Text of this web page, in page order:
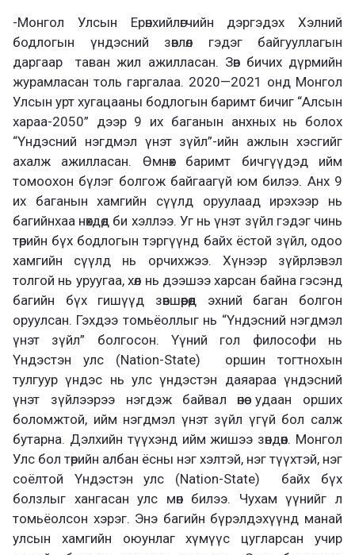
-Монгол Улсын Ерөнхийлөгчийн дэргэдэх Хэлний
бодлогын үндэсний зөвлөл гэдэг байгууллагын
даргаар таван жил ажилласан. Зөв бичих дүрмийн
журамласан толь гаргалаа. 2020—2021 онд Монгол
Улсын урт хугацааны бодлогын баримт бичиг “Алсын
хараа-2050” дээр 9 их баганын анхных нь болох
“Үндэсний нэгдмэл үнэт зүйл”-ийн ажлын хэсгийг
ахалж ажилласан. Өмнөх баримт бичгүүдэд ийм
томоохон бүлэг болгож байгаагүй юм билээ. Анх 9
их баганын хамгийн сүүлд оруулаад ирэхээр нь
багийнхаа нөхдөд би хэллээ. Уг нь үнэт зүйл гэдэг чинь
төрийн бүх бодлогын тэргүүнд байх ёстой зүйл, одоо
хамгийн сүүлд нь орчихжээ. Хүнээр зүйрлэвэл
толгой нь уруугаа, хөл нь дээшээ харсан байна гэсэнд
багийн бүх гишүүд зөвшөөрөөд эхний баган болгон
оруулсан. Гэхдээ томьёоллыг нь “Үндэсний нэгдмэл
үнэт зүйл” болгосон. Үүний гол философи нь
Үндэстэн улс (Nation-State) оршин тогтнохын
тулгуур үндэс нь улс үндэстэн даяараа үндэсний
үнэт зүйлээрээ нэгдэж байвал өнөө удаан орших
боломжтой, ийм нэгдмэл үнэт зүйл үгүй бол салж
бутарна. Дэлхийн түүхэнд ийм жишээ зөндөөн. Монгол
Улс бол төрийн албан ёсны нэг хэлтэй, нэг түүхтэй, нэг
соёлтой Үндэстэн улс (Nation-State) байх бүх
болзлыг хангасан улс мөн билээ. Чухам үүнийг л
томьёолсон хэрэг. Энэ багийн бүрэлдэхүүнд манай
улсын хамгийн оюунлаг хүмүүс цугларсан учир